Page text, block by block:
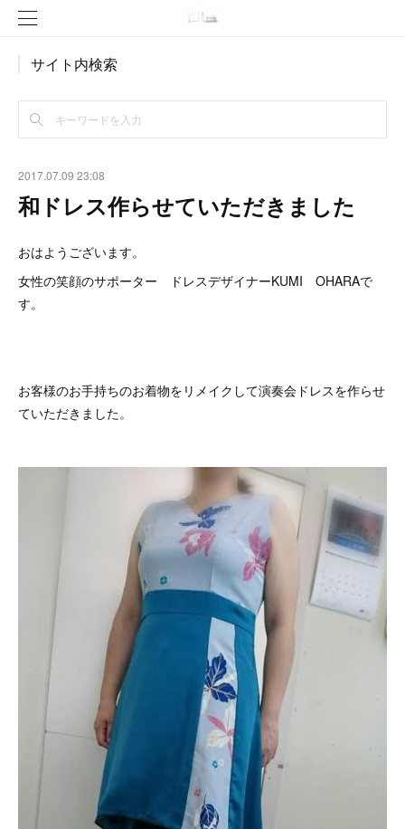
サイト内検索
2017.07.09 23:08
和ドレス作らせていただきました
おはようございます。
女性の笑顔のサポーター ドレスデザイナーKUMI OHARAで
す。
お客様のお手持ちのお着物をリメイクして演奏会ドレスを作らせ
ていただきました。